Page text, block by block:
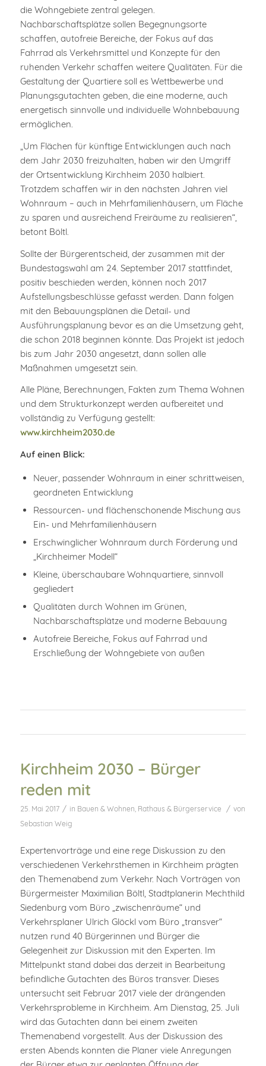
die Wohngebiete zentral gelegen.
Nachbarschaftsplätze sollen Begegnungsorte
schaffen, autofreie Bereiche, der Fokus auf das
Fahrrad als Verkehrsmittel und Konzepte für den
ruhenden Verkehr schaffen weitere Qualitäten. Für die
Gestaltung der Quartiere soll es Wettbewerbe und
Planungsgutachten geben, die eine moderne, auch
energetisch sinnvolle und individuelle Wohnbebauung
ermöglichen.
„Um Flächen für künftige Entwicklungen auch nach
dem Jahr 2030 freizuhalten, haben wir den Umgriff
der Ortsentwicklung Kirchheim 2030 halbiert.
Trotzdem schaffen wir in den nächsten Jahren viel
Wohnraum – auch in Mehrfamilienhäusern, um Fläche
zu sparen und ausreichend Freiräume zu realisieren“,
betont Böltl.
Sollte der Bürgerentscheid, der zusammen mit der
Bundestagswahl am 24. September 2017 stattfindet,
positiv beschieden werden, können noch 2017
Aufstellungsbeschlüsse gefasst werden. Dann folgen
mit den Bebauungsplänen die Detail- und
Ausführungsplanung bevor es an die Umsetzung geht,
die schon 2018 beginnen könnte. Das Projekt ist jedoch
bis zum Jahr 2030 angesetzt, dann sollen alle
Maßnahmen umgesetzt sein.
Alle Pläne, Berechnungen, Fakten zum Thema Wohnen
und dem Strukturkonzept werden aufbereitet und
vollständig zu Verfügung gestellt:
www.kirchheim2030.de
Auf einen Blick:
Neuer, passender Wohnraum in einer schrittweisen,
geordneten Entwicklung
Ressourcen- und flächenschonende Mischung aus
Ein- und Mehrfamilienhäusern
Erschwinglicher Wohnraum durch Förderung und
„Kirchheimer Modell“
Kleine, überschaubare Wohnquartiere, sinnvoll
gegliedert
Qualitäten durch Wohnen im Grünen,
Nachbarschaftsplätze und moderne Bebauung
Autofreie Bereiche, Fokus auf Fahrrad und
Erschließung der Wohngebiete von außen
Kirchheim 2030 – Bürger
reden mit
25. Mai 2017 / in Bauen & Wohnen Rathaus & Bürgerservice / von
Sebastian Weig
Expertenvorträge und eine rege Diskussion zu den
verschiedenen Verkehrsthemen in Kirchheim prägten
den Themenabend zum Verkehr. Nach Vorträgen von
Bürgermeister Maximilian Böltl, Stadtplanerin Mechthild
Siedenburg vom Büro „zwischenräume“ und
Verkehrsplaner Ulrich Glöckl vom Büro „transver“
nutzen rund 40 Bürgerinnen und Bürger die
Gelegenheit zur Diskussion mit den Experten. Im
Mittelpunkt stand dabei das derzeit in Bearbeitung
befindliche Gutachten des Büros transver. Dieses
untersucht seit Februar 2017 viele der drängenden
Verkehrsprobleme in Kirchheim. Am Dienstag, 25. Juli
wird das Gutachten dann bei einem zweiten
Themenabend vorgestellt. Aus der Diskussion des
ersten Abends konnten die Planer viele Anregungen